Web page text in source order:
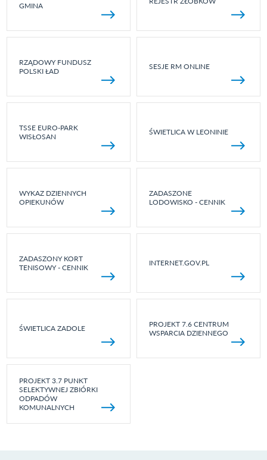
GMINA
RZĄDOWY FUNDUSZ
POLSKI ŁAD
SESJE RM ONLINE
TSSE EURO-PARK
WISŁOSAN
ŚWIETLICA W LEONINIE
WYKAZ DZIENNYCH
OPIEKUNÓW
ZADASZONE
LODOWISKO - CENNIK
ZADASZONY KORT
TENISOWY - CENNIK
INTERNET.GOV.PL
ŚWIETLICA ZADOLE
PROJEKT 7.6 CENTRUM
WSPARCIA DZIENNEGO
PROJEKT 3.7 PUNKT
SELEKTYWNEJ ZBIÓRKI
ODPADÓW
KOMUNALNYCH